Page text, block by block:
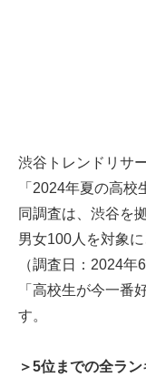
渋谷トレンドリサ
「2024年夏の高校
同調査は、渋谷を
男女100人を対象
（調査日：2024年
「高校生が今一番
す。
＞5位までの全ラ